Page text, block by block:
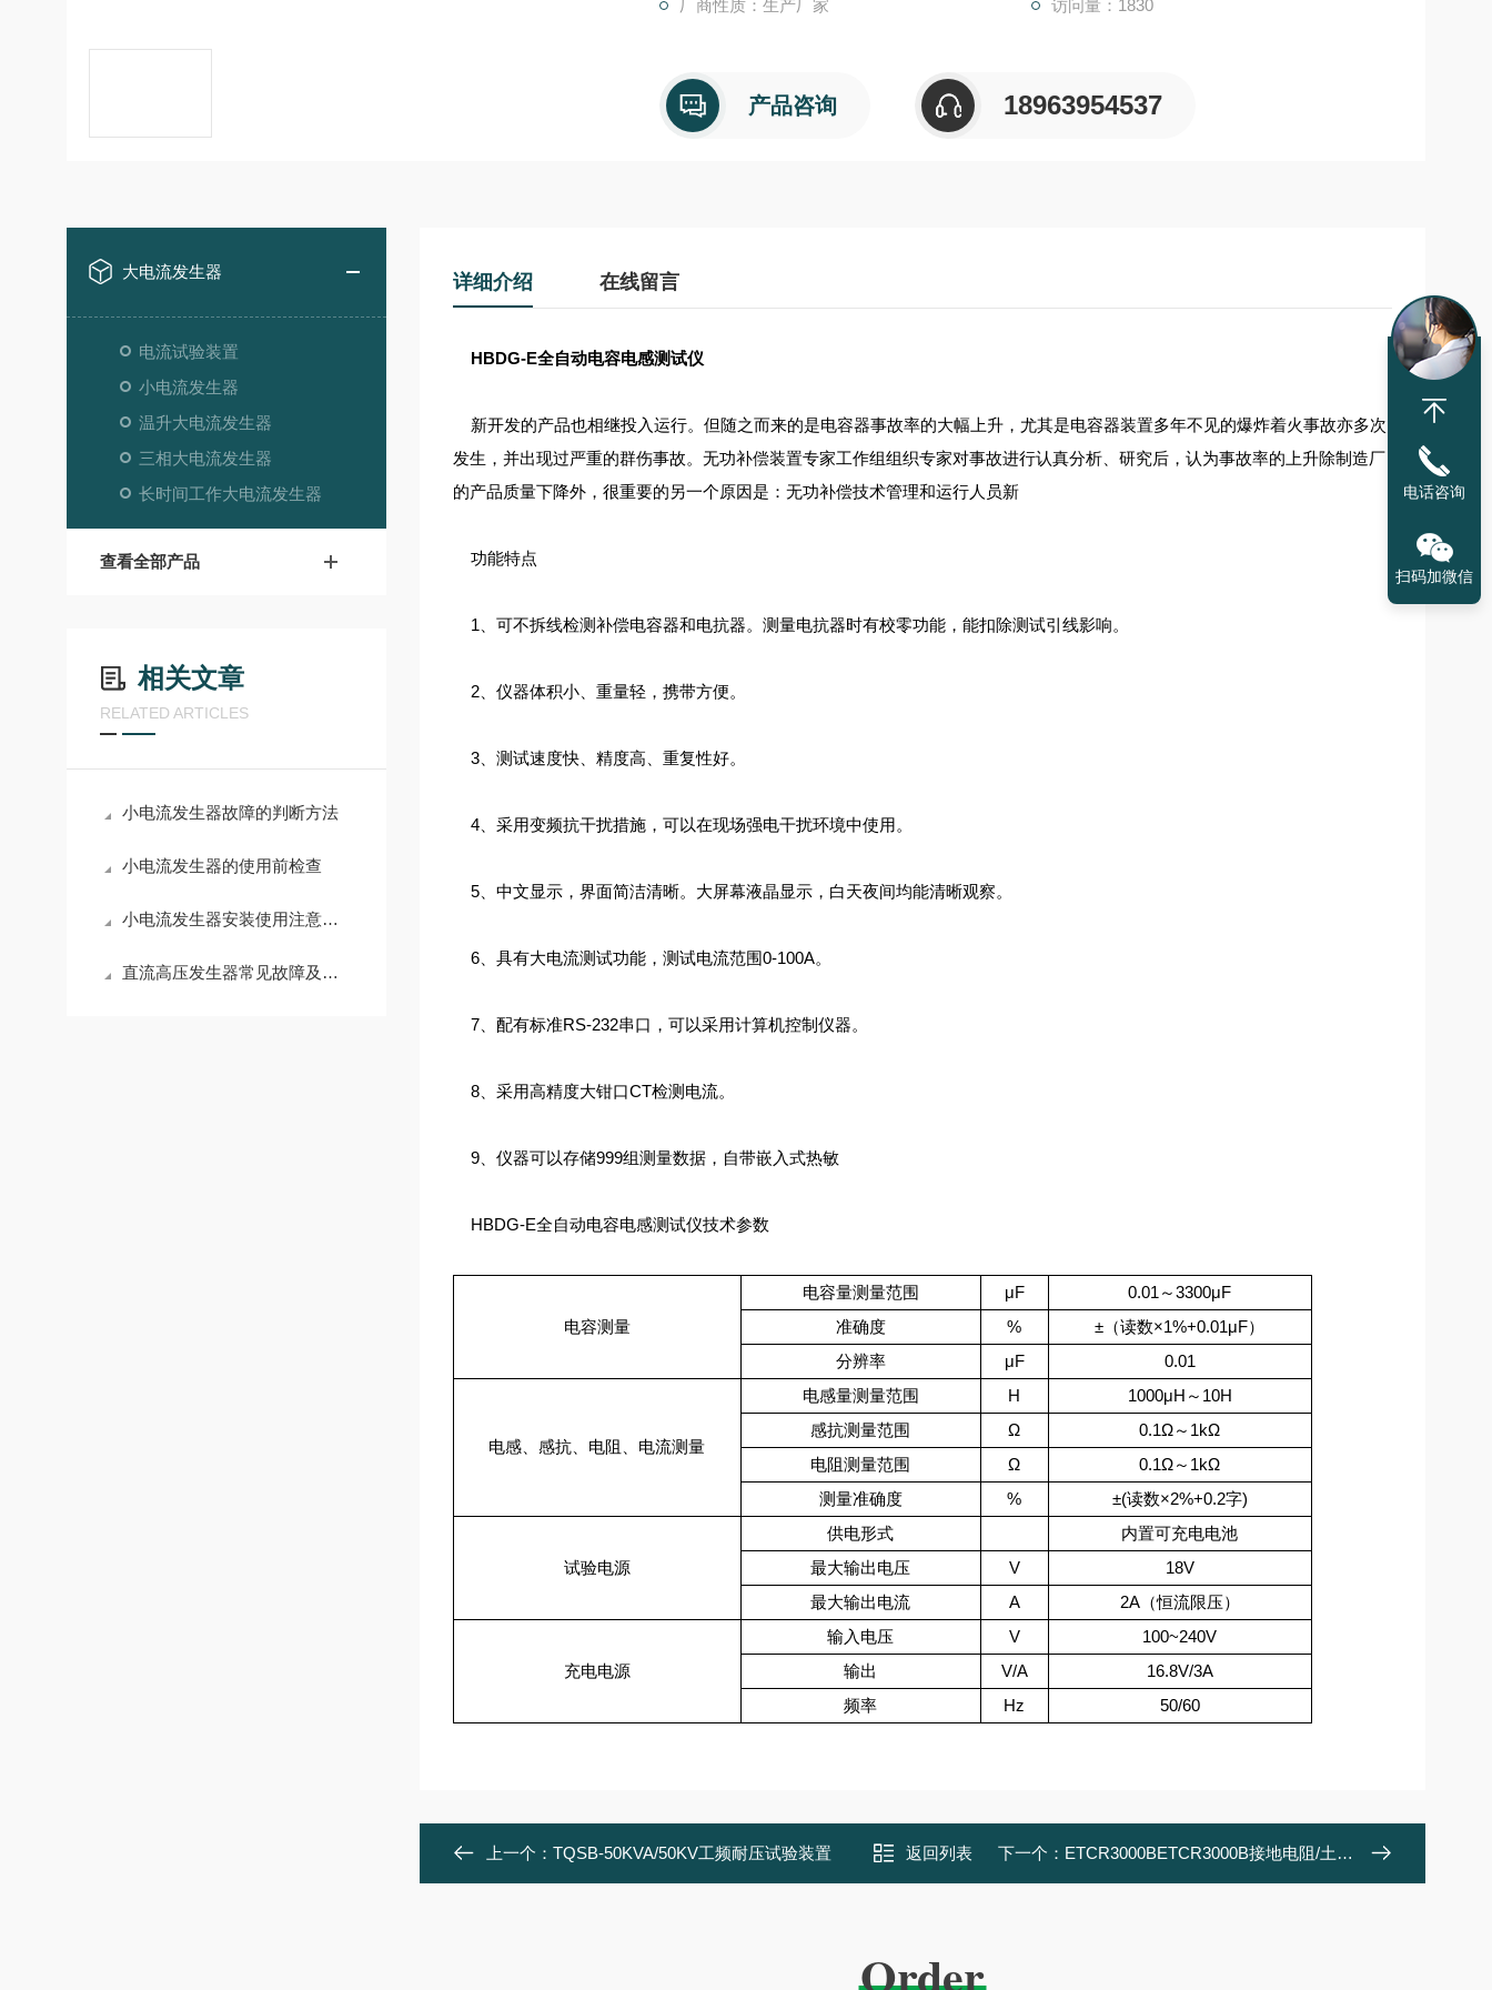
厂商性质：生产厂家 访问量：1830
产品咨询 18963954537
大电流发生器
电流试验装置
小电流发生器
温升大电流发生器
三相大电流发生器
长时间工作大电流发生器
查看全部产品
相关文章
RELATED ARTICLES
小电流发生器故障的判断方法
小电流发生器的使用前检查
小电流发生器安装使用注意事项
直流高压发生器常见故障及解决
详细介绍 在线留言
HBDG-E全自动电容电感测试仪
新开发的产品也相继投入运行。但随之而来的是电容器事故率的大幅上升，尤其是电容器装置多年不见的爆炸着火事故亦多次
发生，并出现过严重的群伤事故。无功补偿装置专家工作组组织专家对事故进行认真分析、研究后，认为事故率的上升除制造厂
的产品质量下降外，很重要的另一个原因是：无功补偿技术管理和运行人员新
功能特点
1、可不拆线检测补偿电容器和电抗器。测量电抗器时有校零功能，能扣除测试引线影响。
2、仪器体积小、重量轻，携带方便。
3、测试速度快、精度高、重复性好。
4、采用变频抗干扰措施，可以在现场强电干扰环境中使用。
5、中文显示，界面简洁清晰。大屏幕液晶显示，白天夜间均能清晰观察。
6、具有大电流测试功能，测试电流范围0-100A。
7、配有标准RS-232串口，可以采用计算机控制仪器。
8、采用高精度大钳口CT检测电流。
9、仪器可以存储999组测量数据，自带嵌入式热敏
HBDG-E全自动电容电感测试仪技术参数
电容测量
电容量测量范围 μF
0.01～3300μF
准确度
%
±（读数×1%+0.01μF）
分辨率
μF 0.01
电感、感抗、电阻、电流测量
电感量测量范围 H
1000μH～10H
感抗测量范围
Ω
0.1Ω～1kΩ
电阻测量范围
Ω
0.1Ω～1kΩ
测量准确度
% ±(读数×2%+0.2字)
试验电源
供电形式
内置可充电电池
最大输出电压
V
18V
最大输出电流
A 2A（恒流限压）
充电电源
输入电压 V
100~240V
输出
V/A
16.8V/3A
频率
Hz 50/60
上一个： TQSB-50KVA/50KV工频耐压试验装置 返回列表 下一个： ETCR3000BETCR3000B接地电阻/土壤电阻率测试仪
Order
电话咨询
扫码加微信